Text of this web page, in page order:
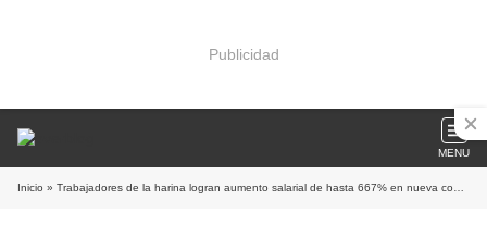
Publicidad
MENU
Inicio » Trabajadores de la harina logran aumento salarial de hasta 667% en nueva convención con Grupo Mimesa